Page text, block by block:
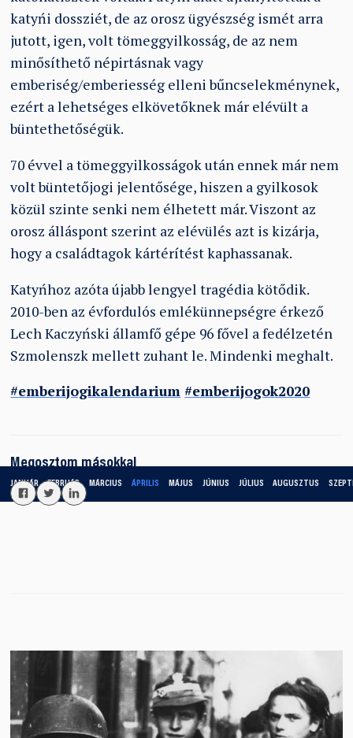
JANUÁR FEBRUÁR MÁRCIUS ÁPRILIS MÁJUS JÚNIUS JÚLIUS AUGUSZTUS
katyńi dossziét, de az orosz ügyészség ismét arra
jutott, igen, volt tömeggyilkosság, de az nem
minősíthető népirtásnak vagy
emberiség/emberiesség elleni bűncselekménynek,
ezért a lehetséges elkövetőknek már elévült a
büntethetőségük.
70 évvel a tömeggyilkosságok után ennek már nem
volt büntetőjogi jelentősége, hiszen a gyilkosok
közül szinte senki nem élhetett már. Viszont az
orosz álláspont szerint az elévülés azt is kizárja,
hogy a családtagok kártérítést kaphassanak.
Katyńhoz azóta újabb lengyel tragédia kötődik.
2010-ben az évfordulós emlékünnepségre érkező
Lech Kaczyński államfő gépe 96 fővel a fedélzetén
Szmolenszk mellett zuhant le. Mindenki meghalt.
#emberijogikalendarium #emberijogok2020
Megosztom másokkal